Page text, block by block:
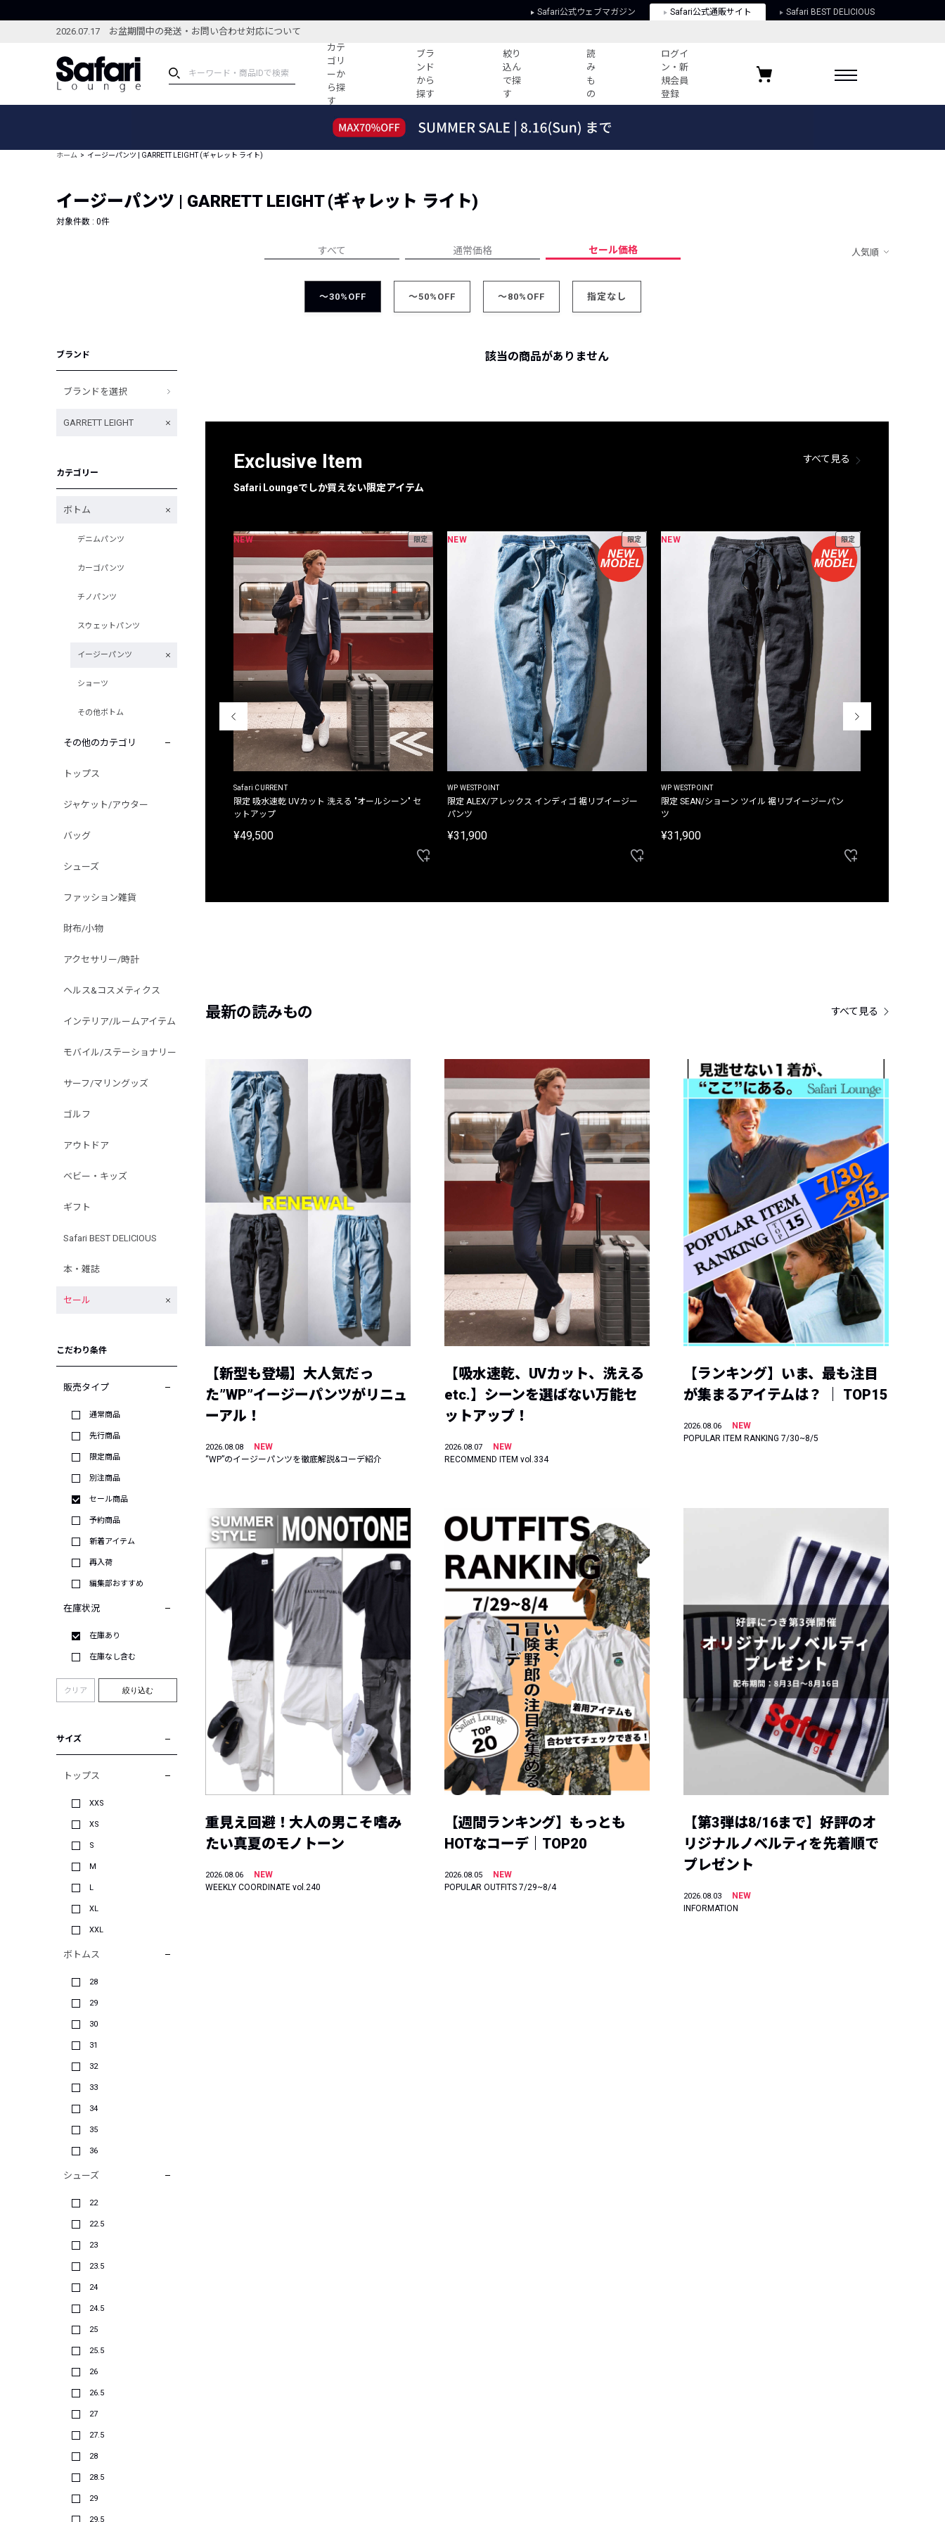
Safari公式ウェブマガジン Safari公式通販サイト Safari BEST DELICIOUS
2026.07.17 お盆期間中の発送・お問い合わせ対応について
カテ
ゴリ
ーか
ら探
す
ブラ
ンド
から
探す
絞り
込ん
で探
す
読
み
も
の
ログイ
ン・新
規会員
登録
ブランドから探す
新着アイテム
編集部のおすすめアイテム
特集記事
コーディネート
すべての記事
ーデ紹介
HOTなコーデ TOP20
人気記事ランキング
ウィークリーコーデ
プライバシーポリシー
お気に入りブランド
ホーム イージーパンツ | GARRETT LEIGHT (ギャレット ライト)
イージーパンツ | GARRETT LEIGHT (ギャレット ライト)
対象件数 : 0件
すべて 通常価格 セール価格 人気順
～30%OFF ～50%OFF ～80%OFF 指定なし
ブランド
ブランドを選択
GARRETT LEIGHT
カテゴリー
ボトム
デニムパンツ
カーゴパンツ
チノパンツ
スウェットパンツ
イージーパンツ
ショーツ
その他ボトム
その他のカテゴリ
トップス
ジャケット/アウター
バッグ
シューズ
ファッション雑貨
財布/小物
アクセサリー/時計
ヘルス&コスメティクス
インテリア/ルームアイテム
モバイル/ステーショナリー
サーフ/マリングッズ
ゴルフ
アウトドア
ベビー・キッズ
ギフト
Safari BEST DELICIOUS
本・雑誌
セール
こだわり条件
販売タイプ
通常商品
先行商品
限定商品
別注商品
セール商品
予約商品
新着アイテム
再入荷
編集部おすすめ
在庫状況
在庫あり
在庫なし含む
クリア 絞り込む
サイズ
トップス
XXS
XS
S
M
L
XL
XXL
ボトムス
28
29
30
31
32
33
34
35
36
シューズ
22
22.5
23
23.5
24
24.5
25
25.5
26
26.5
27
27.5
28
28.5
29
29.5
該当の商品がありません
Exclusive Item
Safari Loungeでしか買えない限定アイテム
すべて見る
別注限定 フード付き チェックシャツジャケット
NEW 限定
Safari CURRENT
限定 吸水速乾 UVカット 洗える "オールシーン" セ
ットアップ
¥49,500
NEW 限定
WP WESTPOINT
限定 ALEX/アレックス インディゴ 裾リブイージー
パンツ
¥31,900
NEW 限定
WP WESTPOINT
限定 SEAN/ショーン ツイル 裾リブイージーパン
ツ
¥31,900
最新の読みもの すべて見る
【新型も登場】大人気だっ
た”WP”イージーパンツがリニュ
ーアル！
2026.08.08
NEW
“WP”のイージーパンツを徹底解説&コーデ紹介
【吸水速乾、UVカット、洗える
etc.】シーンを選ばない万能セ
ットアップ！
2026.08.07
NEW
RECOMMEND ITEM vol.334
【ランキング】いま、最も注目
が集まるアイテムは？ ｜ TOP15
2026.08.06
NEW
POPULAR ITEM RANKING 7/30~8/5
重見え回避！大人の男こそ嗜み
たい真夏のモノトーン
2026.08.06
NEW
WEEKLY COORDINATE vol.240
【週間ランキング】もっとも
HOTなコーデ｜TOP20
2026.08.05
NEW
POPULAR OUTFITS 7/29~8/4
【第3弾は8/16まで】好評のオ
リジナルノベルティを先着順で
プレゼント
2026.08.03
NEW
INFORMATION